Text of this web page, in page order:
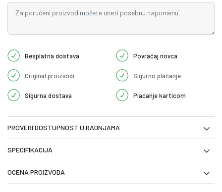
Besplatna dostava Povraćaj novca
Original proizvodi Sigurno plaćanje
Sigurna dostava Plaćanje karticom
PROVERI DOSTUPNOST U RADNJAMA
SPECIFIKACIJA
OCENA PROIZVODA